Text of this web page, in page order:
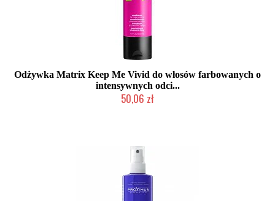
Odżywka Matrix Keep Me Vivid do włosów farbowanych o
intensywnych odci...
50,06 zł